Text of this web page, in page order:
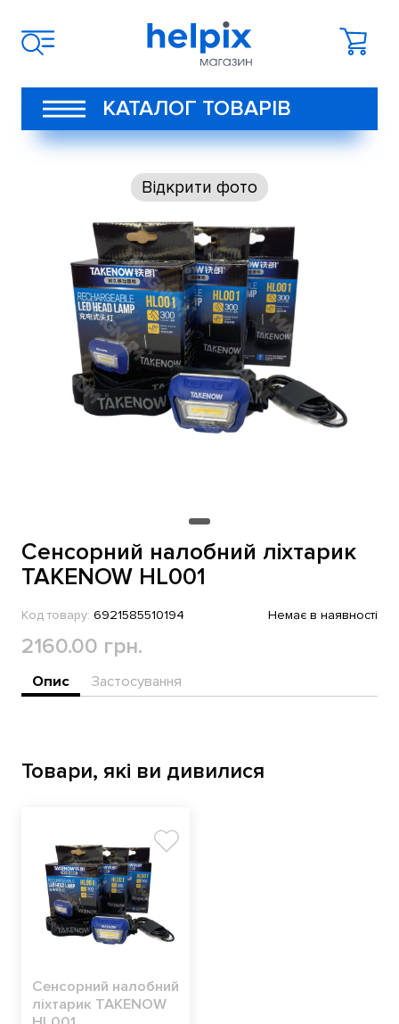
КАТАЛОГ ТОВАРІВ
Відкрити фото
Сенсорний налобний ліхтарик
TAKENOW HL001
Код товару: 6921585510194 Немає в наявності
2160.00 грн.
Опис Застосування
Товари, які ви дивилися
Сенсорний налобний
ліхтарик TAKENOW